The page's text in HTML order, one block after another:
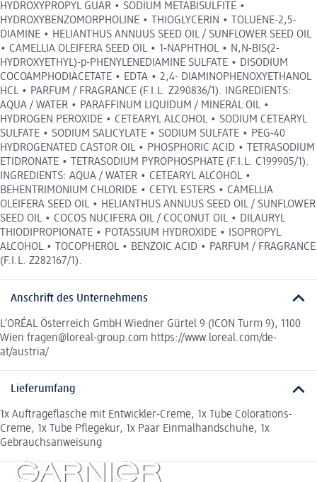
HYDROXYPROPYL GUAR • SODIUM METABISULFITE •
HYDROXYBENZOMORPHOLINE • THIOGLYCERIN • TOLUENE-2,5-
DIAMINE • HELIANTHUS ANNUUS SEED OIL / SUNFLOWER SEED OIL
• CAMELLIA OLEIFERA SEED OIL • 1-NAPHTHOL • N,N-BIS(2-
HYDROXYETHYL)-p-PHENYLENEDIAMINE SULFATE • DISODIUM
COCOAMPHODIACETATE • EDTA • 2,4- DIAMINOPHENOXYETHANOL
HCL • PARFUM / FRAGRANCE (F.I.L. Z290836/1). INGREDIENTS:
AQUA / WATER • PARAFFINUM LIQUIDUM / MINERAL OIL •
HYDROGEN PEROXIDE • CETEARYL ALCOHOL • SODIUM CETEARYL
SULFATE • SODIUM SALICYLATE • SODIUM SULFATE • PEG-40
HYDROGENATED CASTOR OIL • PHOSPHORIC ACID • TETRASODIUM
ETIDRONATE • TETRASODIUM PYROPHOSPHATE (F.I.L. C199905/1).
INGREDIENTS: AQUA / WATER • CETEARYL ALCOHOL •
BEHENTRIMONIUM CHLORIDE • CETYL ESTERS • CAMELLIA
OLEIFERA SEED OIL • HELIANTHUS ANNUUS SEED OIL / SUNFLOWER
SEED OIL • COCOS NUCIFERA OIL / COCONUT OIL • DILAURYL
THIODIPROPIONATE • POTASSIUM HYDROXIDE • ISOPROPYL
ALCOHOL • TOCOPHEROL • BENZOIC ACID • PARFUM / FRAGRANCE
(F.I.L. Z282167/1).
Anschrift des Unternehmens
L’ORÉAL Österreich GmbH Wiedner Gürtel 9 (ICON Turm 9), 1100
Wien fragen@loreal-group.com https://www.loreal.com/de-
at/austria/
Lieferumfang
1x Auftrageflasche mit Entwickler-Creme, 1x Tube Colorations-
Creme, 1x Tube Pflegekur, 1x Paar Einmalhandschuhe, 1x
Gebrauchsanweisung